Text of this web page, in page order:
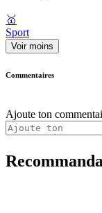
🥇
Sport
Voir moins
Commentaires
Ajoute ton